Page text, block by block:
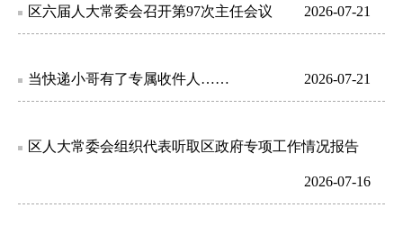
区六届人大常委会召开第97次主任会议 2026-07-21
当快递小哥有了专属收件人…… 2026-07-21
区人大常委会组织代表听取区政府专项工作情况报告
2026-07-16